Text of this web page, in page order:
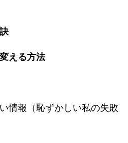
える方法
情報（恥ずかしい私の失敗